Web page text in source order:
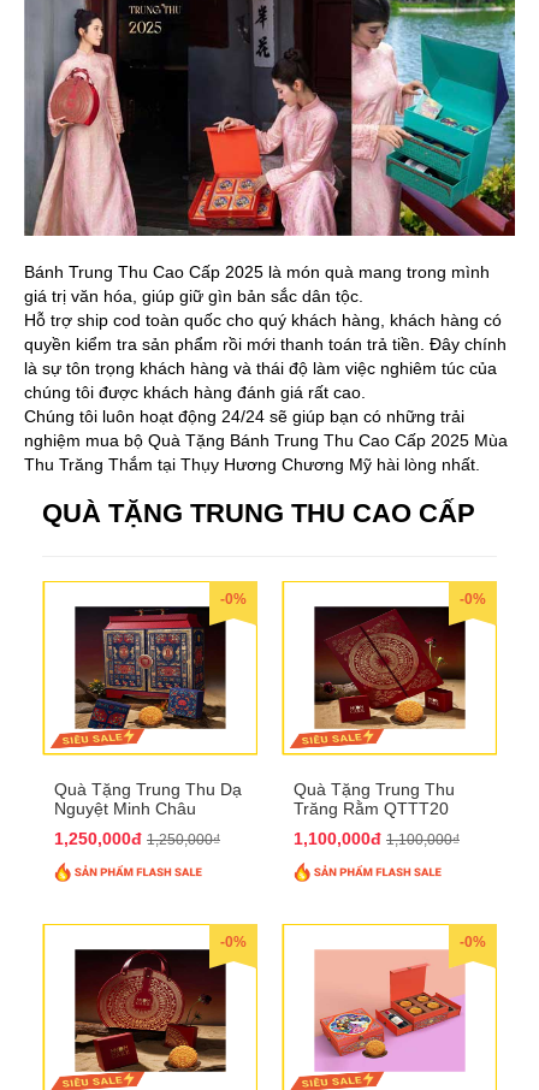
Bánh Trung Thu Cao Cấp 2025 là món quà mang trong mình
giá trị văn hóa, giúp giữ gìn bản sắc dân tộc.
Hỗ trợ ship cod toàn quốc cho quý khách hàng, khách hàng có
quyền kiểm tra sản phẩm rồi mới thanh toán trả tiền. Đây chính
là sự tôn trọng khách hàng và thái độ làm việc nghiêm túc của
chúng tôi được khách hàng đánh giá rất cao.
Chúng tôi luôn hoạt động 24/24 sẽ giúp bạn có những trải
nghiệm mua bộ Quà Tặng Bánh Trung Thu Cao Cấp 2025 Mùa
Thu Trăng Thắm tại Thụy Hương Chương Mỹ hài lòng nhất.
QUÀ TẶNG TRUNG THU CAO CẤP
-0%
Quà Tặng Trung Thu Dạ
Nguyệt Minh Châu
1,250,000đ 1,250,000₫
-0%
Quà Tặng Trung Thu
Trăng Rằm QTTT20
1,100,000đ 1,100,000₫
-0% -0%